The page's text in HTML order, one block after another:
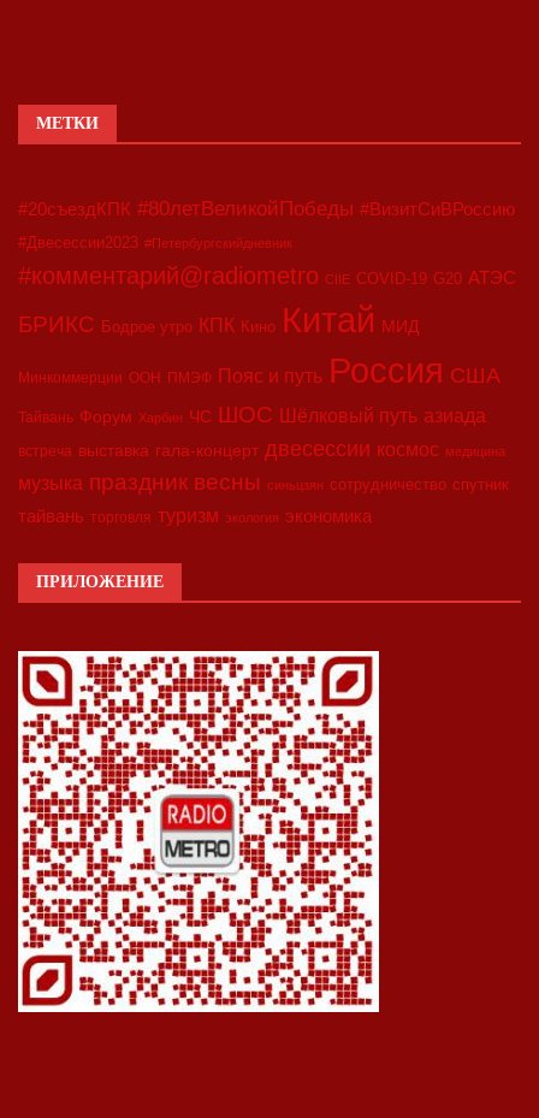
МЕТКИ
#20съездКПК #80летВеликойПобеды #ВизитСиВРоссию
#Двесессии2023 #Петербургскийдневник
#комментарий@radiometro CIIE COVID-19 G20 АТЭС
БРИКС Бодрое утро КПК Кино Китай МИД
Минкоммерции ООН ПМЭФ Пояс и путь Россия США
Тайвань Форум Харбин ЧС ШОС Шёлковый путь азиада
встреча выставка гала-концерт двесессии космос медицина
музыка праздник весны синьцзян сотрудничество спутник
тайвань торговля туризм экология экономика
ПРИЛОЖЕНИЕ